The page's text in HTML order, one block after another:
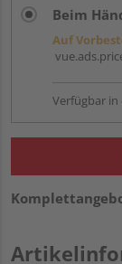
Beim
Auf
Verfügbar in